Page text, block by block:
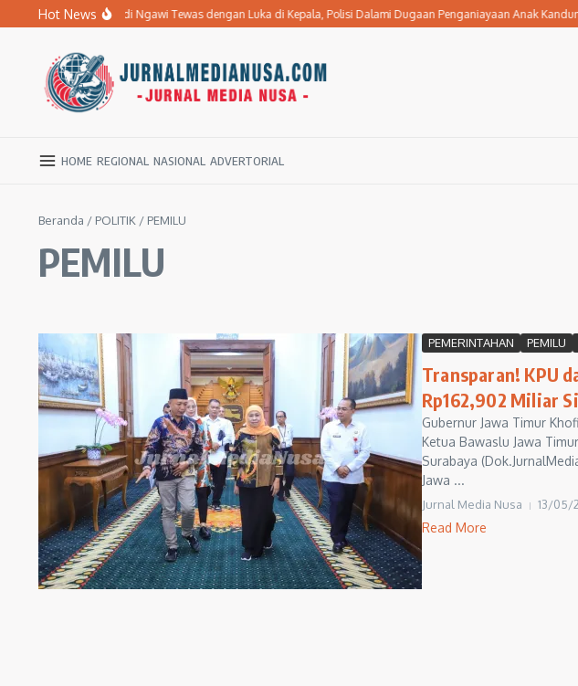
Lewati ke konten
Hot News
Penderita Stroke di Ngawi Tewas dengan Luka di Kepala, Polisi Dalami Dugaan Penganiayaan Anak Kandung
HOME REGIONAL NASIONAL ADVERTORIAL
Beranda / POLITIK / PEMILU
PEMILU
PEMERINTAHAN PEMILU
Transparan! KPU
Rp162,902 Miliar
Gubernur Jawa Timur
Ketua Bawaslu Jawa
Surabaya
Jawa ...
Jurnal Media Nusa 13/05/
Read More